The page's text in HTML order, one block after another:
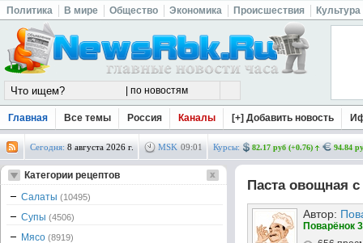
Политика В мире Общество Экономика Происшествия Культура
Главная Все темы Россия Каналы [+] Добавить новость
Сегодня: 8 августа 2026 г. MSK 09:01 Курсы: 82.17 руб (+0.76) 94.84
Паста овощная
Автор:
Поварёнок
Категории рецептов
Салаты (10495)
Супы (4506)
Мясо (8919)